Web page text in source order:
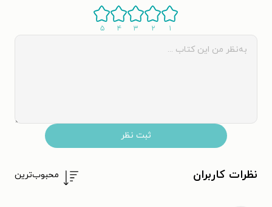
۱ ۲ ۳ ۴ ۵
ثبت نظر
نظرات کاربران محبوب‌ترین